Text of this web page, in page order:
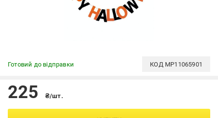
Готовий до відправки КОД MP11065901
225 ₴/шт.